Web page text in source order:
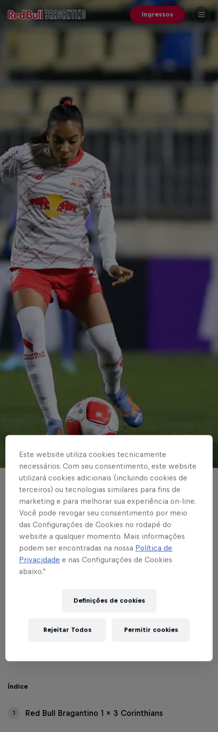
Ingressos
© Red Bull Bragantino
FUTEBOL FEMININO
Red Bull Bragantino é
superado pelo
Corinthians por 3 a 1
na segunda rodada do
Escrito por Rafael Pereira
Índice
1 Red Bull Bragantino 1 x 3 Corinthians
Este website utiliza cookies tecnicamente
necessários. Com seu consentimento, este website
utilizará cookies adicionais (incluindo cookies de
terceiros) ou tecnologias similares para fins de
marketing e para melhorar sua experiência on-line.
Você pode revogar seu consentimento por meio
das Configurações de Cookies no rodapé do
website a qualquer momento. Mais informações
podem ser encontradas na nossa Política de
Privacidade e nas Configurações de Cookies
abaixo.”
Definições de cookies
Rejeitar Todos Permitir cookies